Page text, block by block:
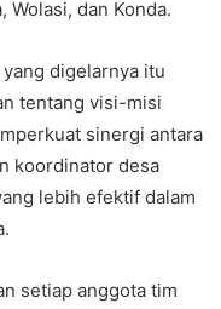
Wolasi, dan Konda.
digelarnya itu
tentang visi-misi
sinergi antara
koordinator desa
lebih efektif dalam
setiap anggota tim